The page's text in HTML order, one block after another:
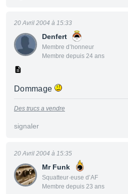
Denfert
Membre d’honneur
Membre depuis 24 ans
20 Avril 2004 à 15:33
Dommage
Des trucs a vendre
signaler
Mr Funk
Squatteur·euse d’AF
Membre depuis 23 ans
20 Avril 2004 à 15:35